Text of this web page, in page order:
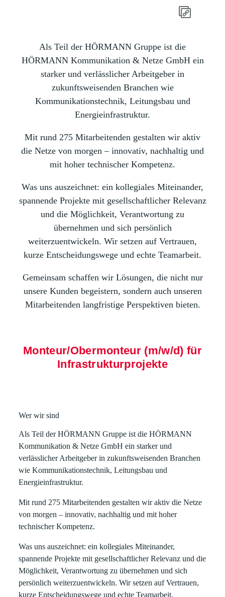
Als Teil der HÖRMANN Gruppe ist die
HÖRMANN Kommunikation & Netze GmbH ein
starker und verlässlicher Arbeitgeber in
zukunftsweisenden Branchen wie
Kommunikationstechnik, Leitungsbau und
Energieinfrastruktur.
Mit rund 275 Mitarbeitenden gestalten wir aktiv
die Netze von morgen – innovativ, nachhaltig und
mit hoher technischer Kompetenz.
Was uns auszeichnet: ein kollegiales Miteinander,
spannende Projekte mit gesellschaftlicher Relevanz
und die Möglichkeit, Verantwortung zu
übernehmen und sich persönlich
weiterzuentwickeln. Wir setzen auf Vertrauen,
kurze Entscheidungswege und echte Teamarbeit.
Gemeinsam schaffen wir Lösungen, die nicht nur
unsere Kunden begeistern, sondern auch unseren
Mitarbeitenden langfristige Perspektiven bieten.
Monteur/Obermonteur (m/w/d) für
Infrastrukturprojekte
Wer wir sind
Als Teil der HÖRMANN Gruppe ist die HÖRMANN
Kommunikation & Netze GmbH ein starker und
verlässlicher Arbeitgeber in zukunftsweisenden Branchen
wie Kommunikationstechnik, Leitungsbau und
Energieinfrastruktur.
Mit rund 275 Mitarbeitenden gestalten wir aktiv die Netze
von morgen – innovativ, nachhaltig und mit hoher
technischer Kompetenz.
Was uns auszeichnet: ein kollegiales Miteinander,
spannende Projekte mit gesellschaftlicher Relevanz und die
Möglichkeit, Verantwortung zu übernehmen und sich
persönlich weiterzuentwickeln. Wir setzen auf Vertrauen,
kurze Entscheidungswege und echte Teamarbeit.